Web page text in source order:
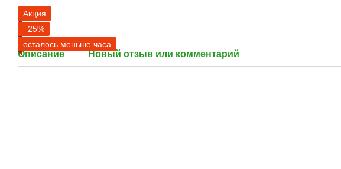
Акция
−25%
осталось меньше часа
Описание Новый отзыв или комментарий